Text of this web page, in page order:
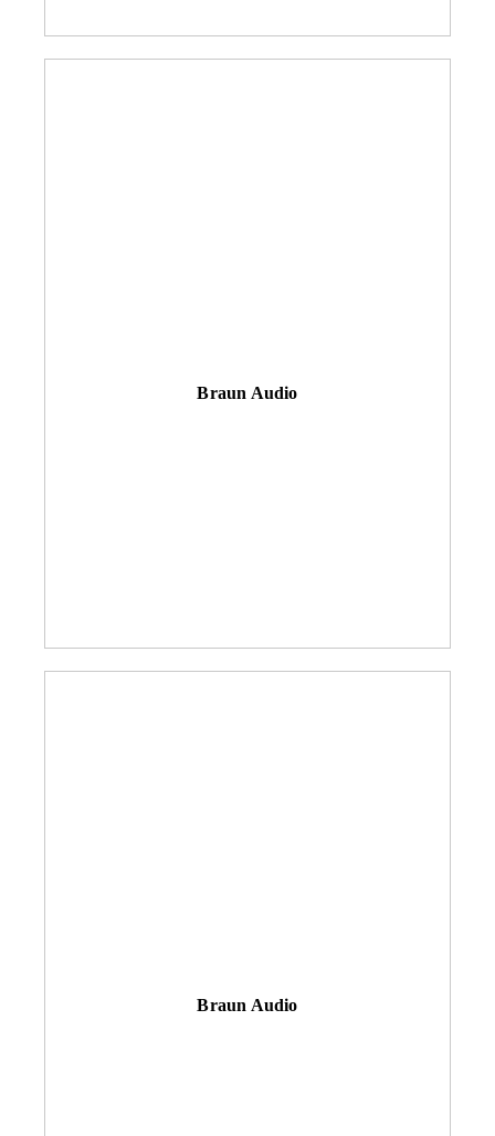
Braun Audio
Braun Audio